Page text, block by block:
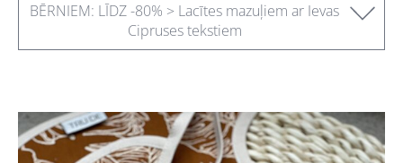
BĒRNIEM: LĪDZ -80% > Lacītes mazuļiem ar Ievas
Cipruses tekstiem